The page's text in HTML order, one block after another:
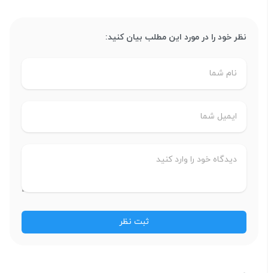
نظر خود را در مورد این مطلب بیان کنید: